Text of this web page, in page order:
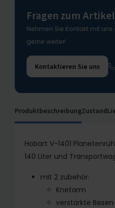
Fragen zum
Nehmen Sie Kontakt mit uns
gerne weiter!
Kontaktieren Sie uns
ProduktbeschreibungZustand
Hobart V-1401
140 Liter und
mit 2 zubehör:
Knetarm
verstärkte Besen